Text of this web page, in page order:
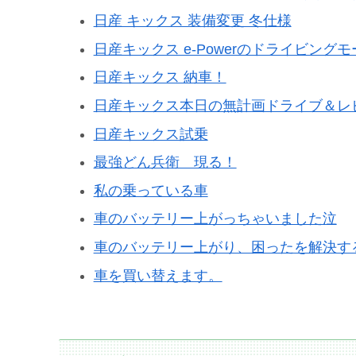
日産 キックス 装備変更 冬仕様
日産キックス e-Powerのドライビングモ
日産キックス 納車！
日産キックス本日の無計画ドライブ＆レ
日産キックス試乗
最強どん兵衛 現る！
私の乗っている車
車のバッテリー上がっちゃいました泣
車のバッテリー上がり、困ったを解決す
車を買い替えます。